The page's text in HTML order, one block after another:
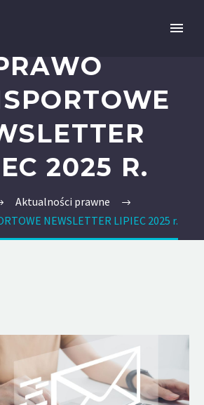
2025 R.
Aktualności prawne
NEWSLETTER LIPIEC 2025 r.